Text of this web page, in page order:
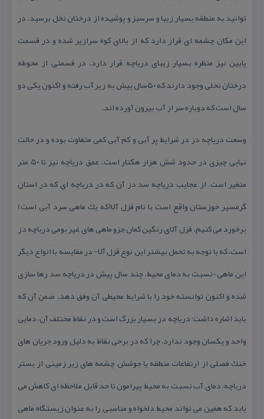
توانید به منطقه بسیار زیبا و سرسبز و پوشیده از درختان نخل برسید. در
این مكان چشمه ای قرار دارد كه از بالای كوه سرازیر شده و در قسمت
پایین نیز منظره بسیار زیبای دریاچه قرار دارد. در قسمتی از محوطه
درختان نخلی وجود دارند كه ۵۰سال پیش به زیر آب رفته و اكنون یكی دو
سال است كه دوباره سر از آب بیرون آورده اند.
وسعت دریاچه دز در شرایط پر آبی و كم آبی كمی متفاوت بوده و در حالت
نهایی چیزی در حدود شش هزار هكتار است. عمق دریاچه نیز تا ۵۰ متر
متغیر است. از عجایب دریاچه سد دز آن كه در دریاچه ای كه در استان
گرمسیر خوزستان واقع است با نام قزل آلا(كه یك ماهی سرد آبی است)
برخورد می كنیم. قزل آلای رنگین كمان جزو ماهی های غیر بومی دریاچه دز
است، كه با توجه به تحمل بیشتر این نوع قزل آلا- در مقایسه با انواع دیگر
این ماهی-نسبت به دمای محیط، چند سال پیش در دریاچه سد رها سازی
شده و اكنون توانسته خود را با شرایط محیطی آن وفق دهد. ضمن آن كه
باید اشاره داشت؛ دریاچه دز بسیار بزرگ است و در نقاط مختلف آن، دمایی
واحد و یكسان وجود ندارد، چرا كه در برخی نقاط به دلیل ورود جریان های
خنك فصلی از ارتفاعات منطقه یا جوشش چشمه های زیر زمینی از بستر
دریاچه، دمای آب نسبت به محیط پیرامون تا حد قابل ملاحظه ای كاهش می
یابد كه همین می تواند محیط دلخواه و مناسبی را به عنوان زیستگاه ماهی